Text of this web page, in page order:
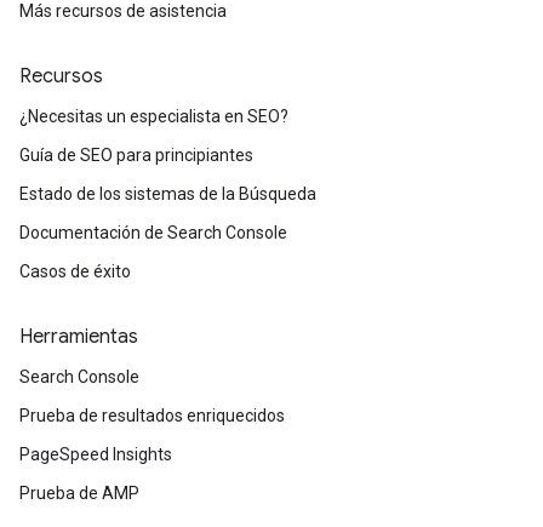
Más recursos de asistencia
Recursos
¿Necesitas un especialista en SEO?
Guía de SEO para principiantes
Estado de los sistemas de la Búsqueda
Documentación de Search Console
Casos de éxito
Herramientas
Search Console
Prueba de resultados enriquecidos
PageSpeed Insights
Prueba de AMP